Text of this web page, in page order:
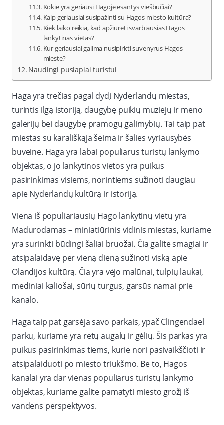
Kokie yra geriausi Hagoje esantys viešbučiai?
Kaip geriausiai susipažinti su Hagos miesto kultūra?
Kiek laiko reikia, kad apžiūrėti svarbiausias Hagos
lankytinas vietas?
Kur geriausiai galima nusipirkti suvenyrus Hagos
mieste?
Naudingi puslapiai turistui
Haga yra trečias pagal dydį Nyderlandų miestas,
turintis ilgą istoriją, daugybę puikių muziejų ir meno
galerijų bei daugybę pramogų galimybių. Tai taip pat
miestas su karališkąja šeima ir šalies vyriausybės
buveine. Haga yra labai populiarus turistų lankymo
objektas, o jo lankytinos vietos yra puikus
pasirinkimas visiems, norintiems sužinoti daugiau
apie Nyderlandų kultūrą ir istoriją.
Viena iš populiariausių Hago lankytinų vietų yra
Madurodamas – miniatiūrinis vidinis miestas, kuriame
yra surinkti būdingi šaliai bruožai. Čia galite smagiai ir
atsipalaidavę per vieną dieną sužinoti viską apie
Olandijos kultūrą. Čia yra vėjo malūnai, tulpių laukai,
mediniai kaliošai, sūrių turgus, garsūs namai prie
kanalo.
Haga taip pat garsėja savo parkais, ypač Clingendael
parku, kuriame yra retų augalų ir gėlių. Šis parkas yra
puikus pasirinkimas tiems, kurie nori pasivaikščioti ir
atsipalaiduoti po miesto triukšmo. Be to, Hagos
kanalai yra dar vienas populiarus turistų lankymo
objektas, kuriame galite pamatyti miesto grožį iš
vandens perspektyvos.